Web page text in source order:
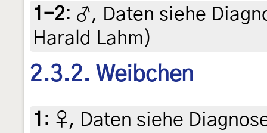
1-2: ♂, Daten siehe
Harald Lahm)
2.3.2. Weibchen
1 : ♀, Daten siehe